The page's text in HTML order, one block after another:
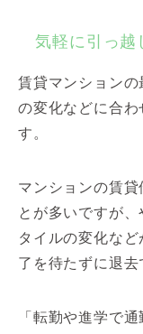
気軽に引っ越
賃貸マンションの
の変化などに合
す。
マンションの賃
とが多いですが
タイルの変化な
了を待たずに退去
「転勤や進学で